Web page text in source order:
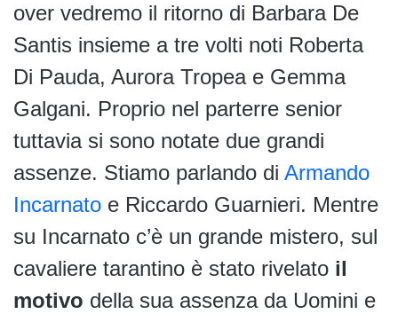
over vedremo il ritorno di Barbara De
Santis insieme a tre volti noti Roberta
Di Pauda, Aurora Tropea e Gemma
Galgani. Proprio nel parterre senior
tuttavia si sono notate due grandi
assenze. Stiamo parlando di Armando
Incarnato e Riccardo Guarnieri. Mentre
su Incarnato c’è un grande mistero, sul
cavaliere tarantino è stato rivelato il
motivo della sua assenza da Uomini e